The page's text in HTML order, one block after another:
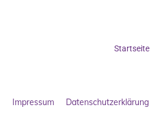
Startseite
Impressum Datenschutzerklärung